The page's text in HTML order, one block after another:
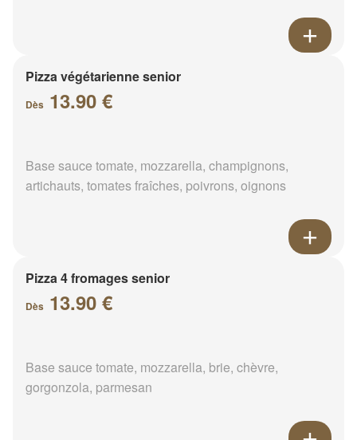
Pizza végétarienne senior
Dès 13.90 €
Base sauce tomate, mozzarella, champignons,
artichauts, tomates fraîches, poivrons, oignons
Pizza 4 fromages senior
Dès 13.90 €
Base sauce tomate, mozzarella, brie, chèvre,
gorgonzola, parmesan